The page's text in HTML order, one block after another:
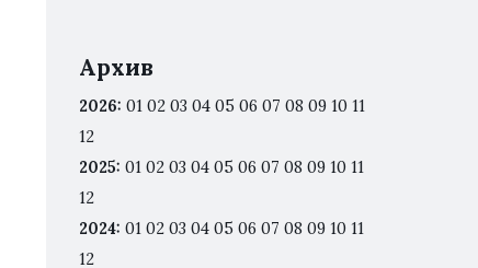
Архив
2026: 01 02 03 04 05 06 07 08 09 10 11
12
2025: 01 02 03 04 05 06 07 08 09 10 11
12
2024: 01 02 03 04 05 06 07 08 09 10 11
12